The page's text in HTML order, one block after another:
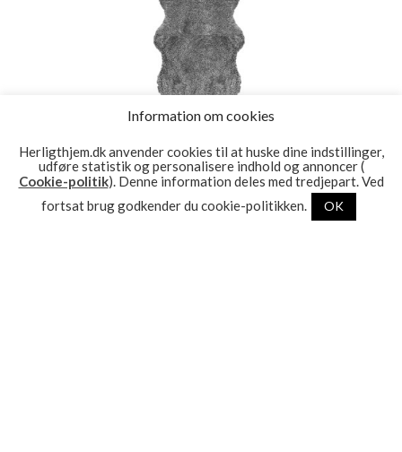
GÅ TIL BUTIK
Curly gotlandsgrå – dobbelt krøllet fåreskind
1.455,00kr.
Information om cookies
Herligthjem.dk anvender cookies til at huske dine indstillinger,
udføre statistik og personalisere indhold og annoncer (
Cookie-politik). Denne information deles med tredjepart. Ved
fortsat brug godkender du cookie-politikken.
OK